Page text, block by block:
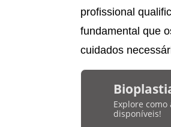
profissional
fundamental que
cuidados
Explore
disponíveis!